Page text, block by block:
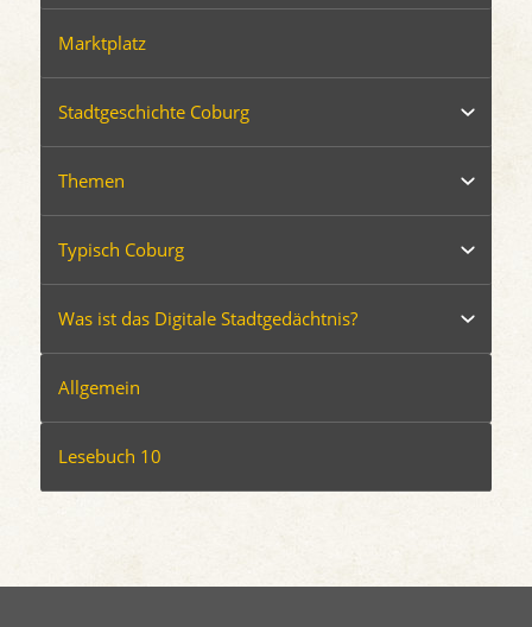
Marktplatz
Stadtgeschichte Coburg
Themen
Typisch Coburg
Was ist das Digitale Stadtgedächtnis?
Allgemein
Lesebuch 10